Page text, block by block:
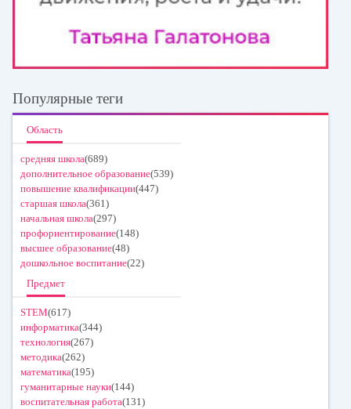
Популярные теги
Область
средняя школа(689)
дополнительное образование(539)
повышение квалификации(447)
старшая школа(361)
начальная школа(297)
профориентирование(148)
высшее образование(48)
дошкольное воспитание(22)
Предмет
STEM(617)
информатика(344)
технология(267)
методика(262)
математика(195)
гуманитарные науки(144)
воспитательная работа(131)